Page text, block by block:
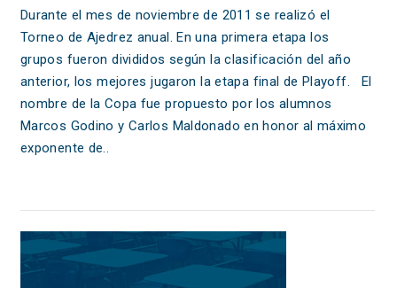
Durante el mes de noviembre de 2011 se realizó el
Torneo de Ajedrez anual. En una primera etapa los
grupos fueron divididos según la clasificación del año
anterior, los mejores jugaron la etapa final de Playoff. El
nombre de la Copa fue propuesto por los alumnos
Marcos Godino y Carlos Maldonado en honor al máximo
exponente de..